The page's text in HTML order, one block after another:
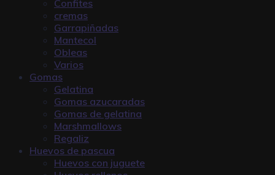
Confites
cremas
Garrapiñadas
Mantecol
Obleas
Varios
Gomas
Gelatina
Gomas azucaradas
Gomas de gelatina
Marshmallows
Regaliz
Huevos de pascua
Huevos con juguete